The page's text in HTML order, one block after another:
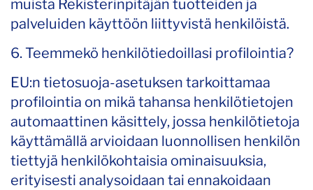
muista Rekisterinpitäjän tuotteiden ja
palveluiden käyttöön liittyvistä henkilöistä.
6. Teemmekö henkilötiedoillasi profilointia?
EU:n tietosuoja-asetuksen tarkoittamaa
profilointia on mikä tahansa henkilötietojen
automaattinen käsittely, jossa henkilötietoja
käyttämällä arvioidaan luonnollisen henkilön
tiettyjä henkilökohtaisia ominaisuuksia,
erityisesti analysoidaan tai ennakoidaan